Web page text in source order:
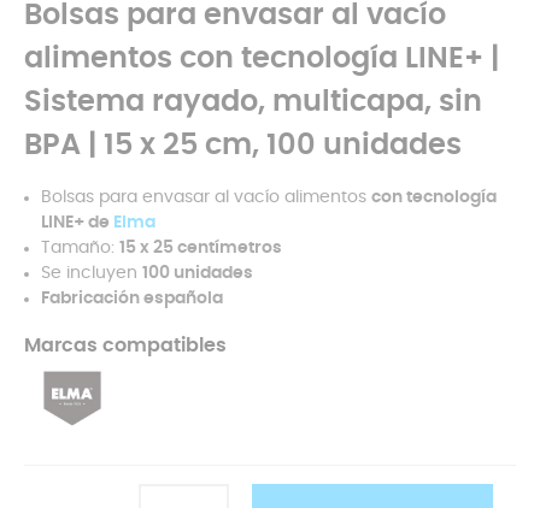
Bolsas para envasar al vacío
alimentos con tecnología LINE+ |
Sistema rayado, multicapa, sin
BPA | 15 x 25 cm, 100 unidades
Bolsas para envasar al vacío alimentos con tecnología
LINE+ de Elma
Tamaño: 15 x 25 centímetros
Se incluyen 100 unidades
Fabricación española
Marcas compatibles